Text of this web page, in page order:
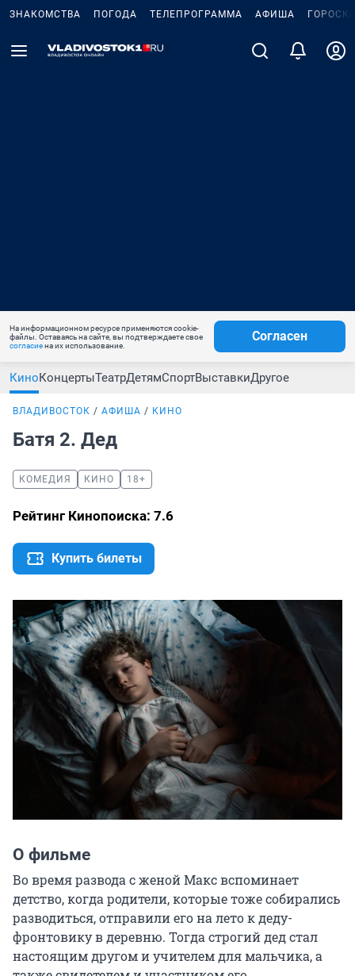
ЗНАКОМСТВА ПОГОДА ТЕЛЕПРОГРАММА АФИША
На информационном ресурсе применяются cookie-
файлы. Оставаясь на сайте, вы подтверждаете свое
согласиена их использование.
Согласен
КиноКонцертыТеатрДетямСпортВыставкиДругое
ВЛАДИВОСТОК АФИША КИНО
Батя 2. Дед
КОМЕДИЯ КИНО 18+
Рейтинг Кинопоиска: 7.6
Купить билеты
О фильме
Во время развода с женой Макс вспоминает
детство, когда родители, которые тоже собирались
разводиться, отправили его на лето к деду-
фронтовику в деревню. Тогда строгий дед стал
настоящим другом и учителем для мальчика, а